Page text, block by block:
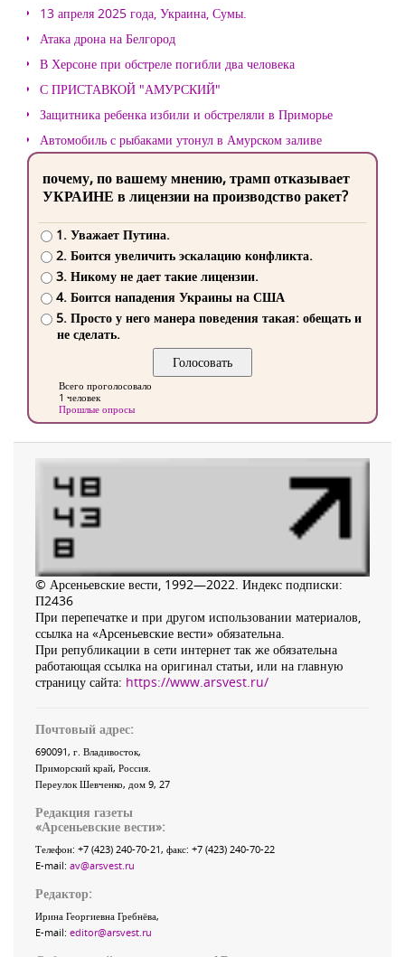
13 апреля 2025 года, Украина, Сумы.
Атака дрона на Белгород
В Херсоне при обстреле погибли два человека
С ПРИСТАВКОЙ "АМУРСКИЙ"
Защитника ребенка избили и обстреляли в Приморье
Автомобиль с рыбаками утонул в Амурском заливе
почему, по вашему мнению, трамп отказывает
УКРАИНЕ в лицензии на производство ракет?
1. Уважает Путина.
2. Боится увеличить эскалацию конфликта.
3. Никому не дает такие лицензии.
4. Боится нападения Украины на США
5. Просто у него манера поведения такая: обещать и
не сделать.
Всего проголосовало
1 человек
Прошлые опросы
© Арсеньевские вести, 1992—2022. Индекс подписки:
П2436
При перепечатке и при другом использовании материалов,
ссылка на «Арсеньевские вести» обязательна.
При републикации в сети интернет так же обязательна
работающая ссылка на оригинал статьи, или на главную
страницу сайта: https://www.arsvest.ru/
Почтовый адрес:
690091, г. Владивосток,
Приморский край, Россия
Переулок Шевченко, дом 9, 27
Редакция газеты
«Арсеньевские вести»:
Телефон: +7 (423) 240-70-21, факс: +7 (423) 240-70-22
E-mail: av@arsvest.ru
Редактор:
Ирина Георгиевна Гребнёва,
E-mail: editor@arsvest.ru